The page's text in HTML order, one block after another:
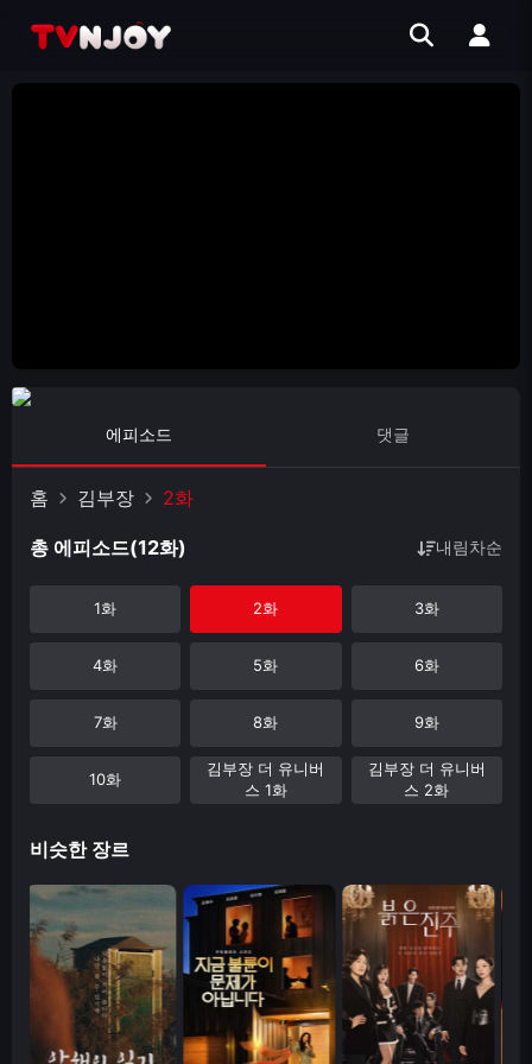
에피소드 댓글
홈 김부장 2화
총 에피소드(12화) 내림차순
1화 2화 3화
4화 5화 6화
7화 8화 9화
10화
김부장 더 유니버
스 1화
김부장 더 유니버
스 2화
비슷한 장르